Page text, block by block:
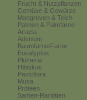
Frucht & Nutzpflanzen
Gemüse & Gewürze
Mangroven & Teich
Palmen & Palmfarne
Acacia
Adenium
Baumfarne/Farne
Eucalyptus
Plumeria
Hibiskus
Passiflora
Musa
Proteen
Samen-Raritäten